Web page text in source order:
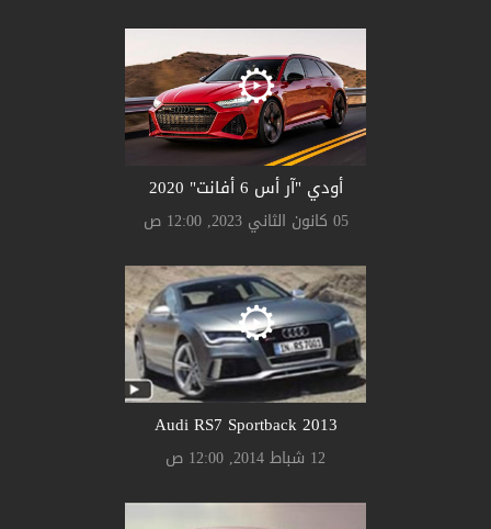
أودي "آر أس 6 أفانت" 2020
05 كانون الثاني 2023, 12:00 ص
Audi RS7 Sportback 2013
12 شباط 2014, 12:00 ص